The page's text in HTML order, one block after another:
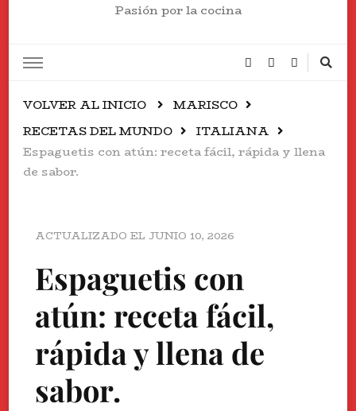
Pasión por la cocina
VOLVER AL INICIO
MARISCO
RECETAS DEL MUNDO
ITALIANA
Espaguetis con atún: receta fácil, rápida y llena
de sabor.
ACTUALIZADO EL JUNIO 10, 2026
Espaguetis con
atún: receta fácil,
rápida y llena de
sabor.